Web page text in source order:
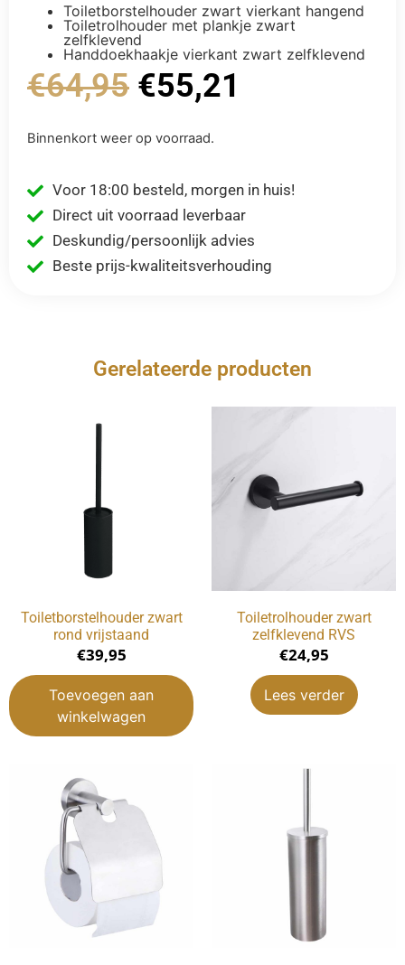
Toiletborstelhouder zwart vierkant hangend
Toiletrolhouder met plankje zwart
zelfklevend
Handdoekhaakje vierkant zwart zelfklevend
€64,95 €55,21
Binnenkort weer op voorraad.
Voor 18:00 besteld, morgen in huis!
Direct uit voorraad leverbaar
Deskundig/persoonlijk advies
Beste prijs-kwaliteitsverhouding
Gerelateerde producten
Toiletborstelhouder zwart
rond vrijstaand
€39,95
Toevoegen aan
winkelwagen
Toiletrolhouder zwart
zelfklevend RVS
€24,95
Lees verder